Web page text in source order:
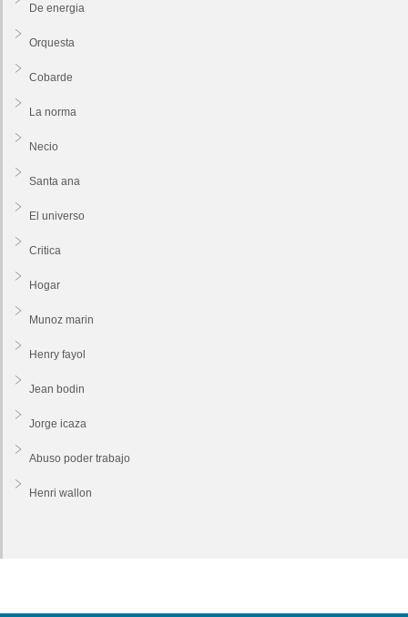
De energia
Orquesta
Cobarde
La norma
Necio
Santa ana
El universo
Critica
Hogar
Munoz marin
Henry fayol
Jean bodin
Jorge icaza
Abuso poder trabajo
Henri wallon